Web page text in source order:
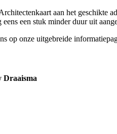
aan het geschikte
een stuk minder duur uit
op onze uitgebreide
Draaisma